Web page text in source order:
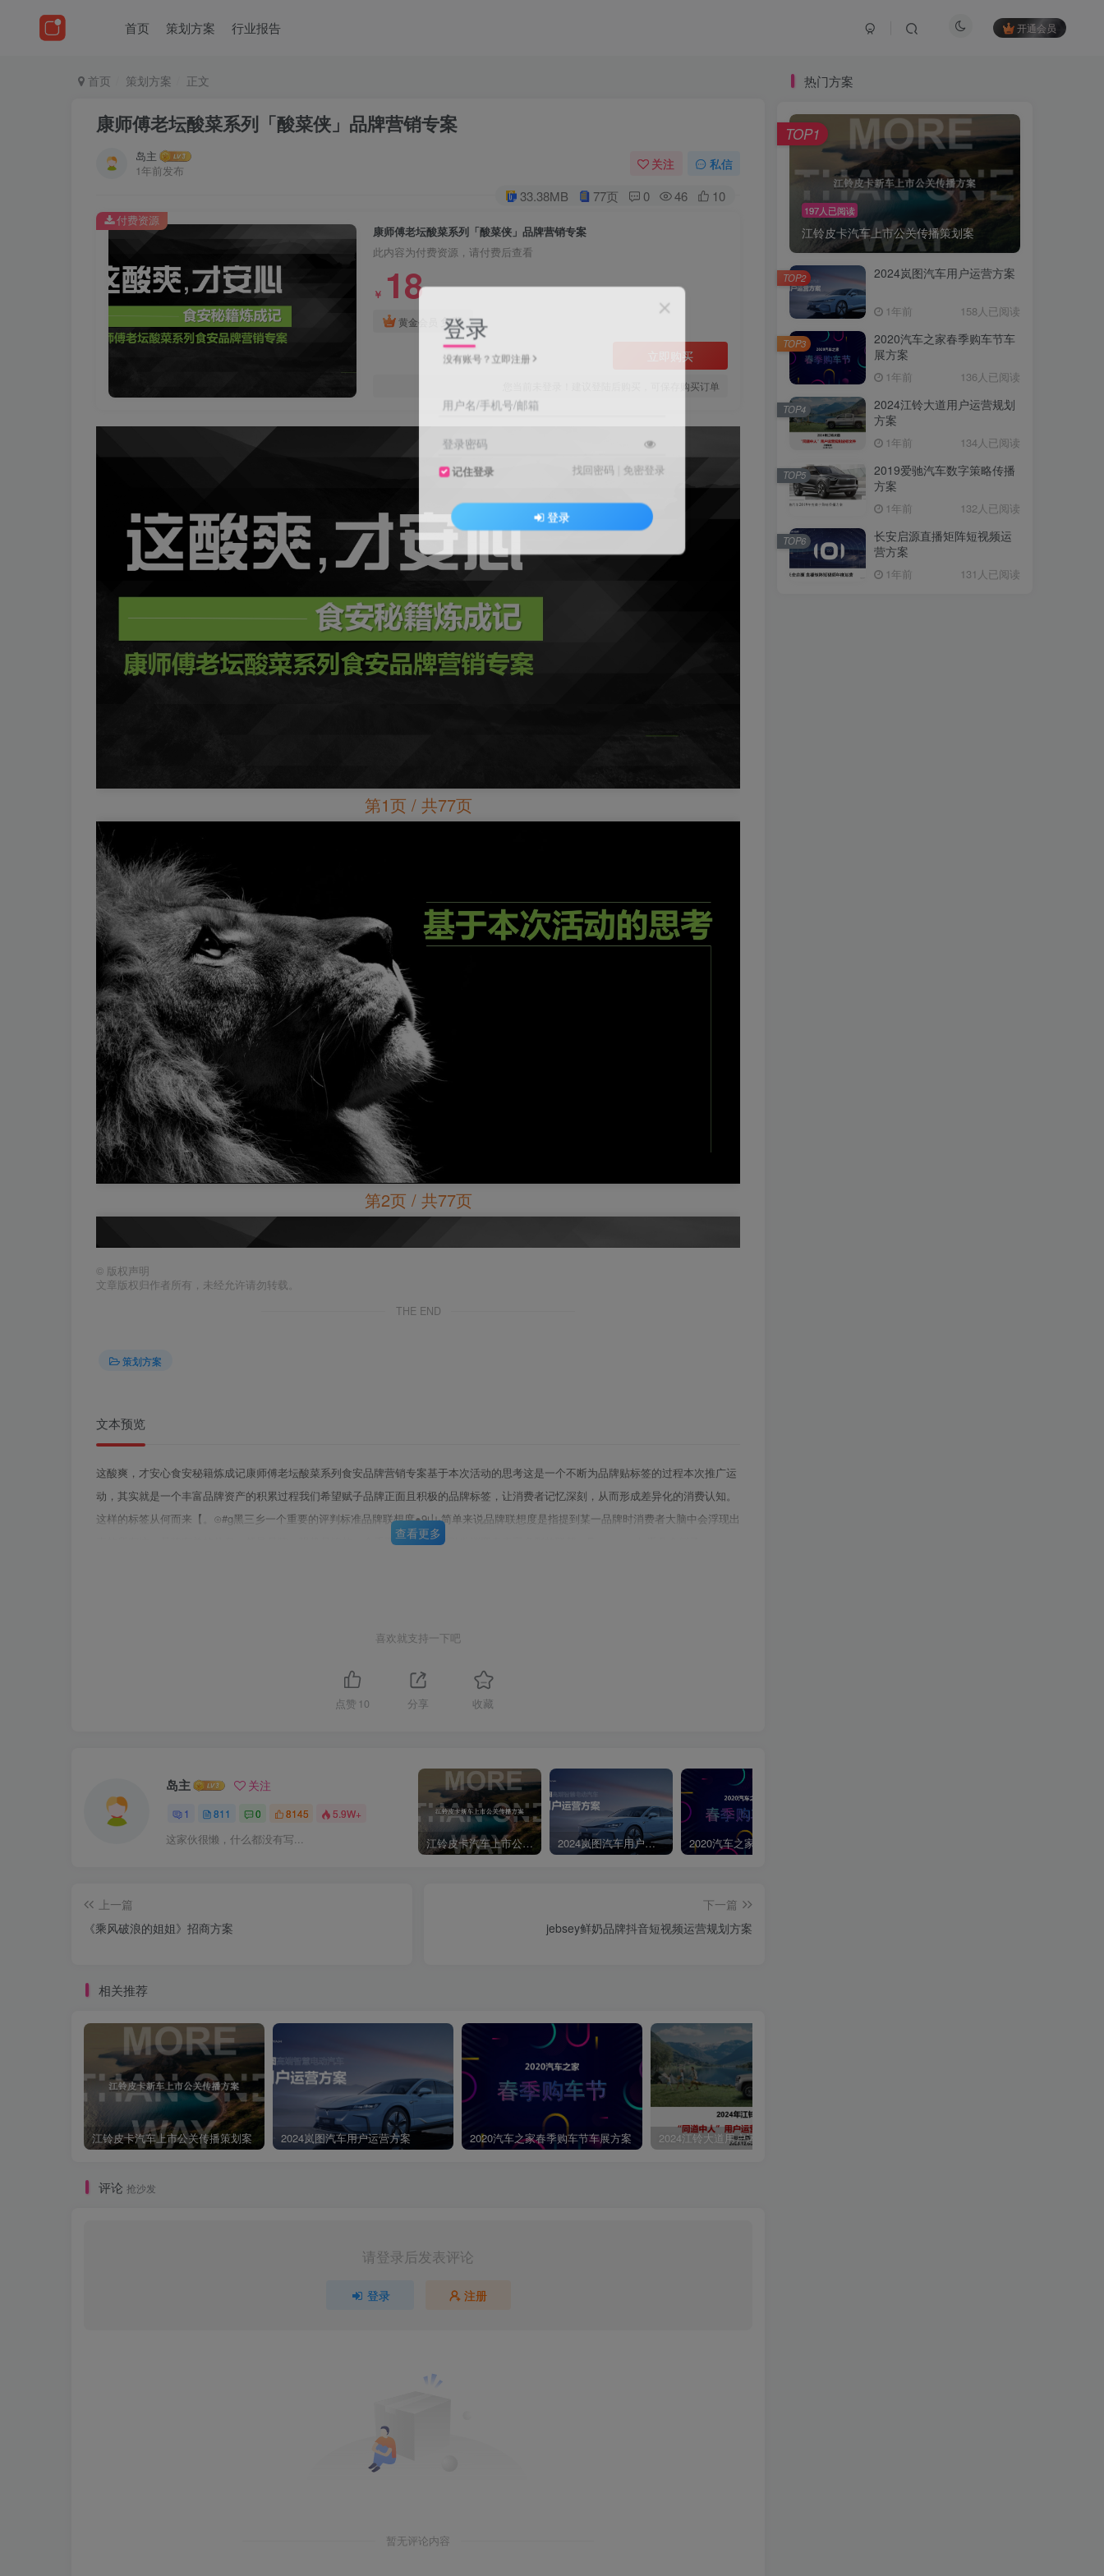
首页 策划方案 行业报告 开通会员
首页 策划方案 正文
康师傅老坛酸菜系列「酸菜侠」品牌营销专案
岛主
1年前发布
关注 私信
33.38MB 77页 0 46 10
康师傅老坛酸菜系列「酸菜侠」品牌营销专案
此内容为付费资源，请付费后查看
￥ 18
黄金会员 免费
立即购买
您当前未登录！建议登陆后购买，可保存购买订单
付费资源
第1页 / 共77页
第2页 / 共77页
第5页 / 共77页
© 版权声明
文章版权归作者所有，未经允许请勿转载。
THE END
策划方案
文本预览
这酸爽，才安心食安秘籍炼成记康师傅老坛酸菜系列食安品牌营销专案基于本次活动的思考这是一个不断为品牌贴标签的过程本次推广运
动，其实就是一个丰富品牌资产的积累过程我们希望赋子品牌正面且积极的品牌标签，让消费者记忆深刻，从而形成差异化的消费认知。
这样的标签从何而来【。⊙#g黑三乡一个重要的评判标准品牌联想度●9山·简单来说品牌联想度是指提到某一品牌时消费者大脑中会浮现出
来的所有这一品牌有关的信息。领导品牌、强势品牌的一个重要特点就是能引发消费者丰富多彩的联想。For example看几个例子
查看更多
喜欢就支持一下吧
点赞 10 分享 收藏
岛主 关注
1 811 0 8145 5.9W+
这家伙很懒，什么都没有写... 江铃皮卡汽车上市公关传播策划案 2024岚图汽车用户运营方案
上一篇
《乘风破浪的姐姐》招商方案
下一篇
jebsey鲜奶品牌抖音短视频运营规划方案
相关推荐
江铃皮卡汽车上市公关传播策划案 2024岚图汽车用户运营方案 2020汽车之家春季购车节车展方案 2024江铃大道用户运营规划方案
评论 抢沙发
请登录后发表评论
登录 注册
暂无评论内容
热门方案
197人已阅读
江铃皮卡汽车上市公关传播策划案
TOP1
2024岚图汽车用户运营方案
1年前 158人已阅读
TOP2
2020汽车之家春季购车节车
展方案
1年前 136人已阅读
TOP3
2024江铃大道用户运营规划
方案
1年前 134人已阅读
TOP4
2019爱驰汽车数字策略传播
方案
1年前 132人已阅读
TOP5
长安启源直播矩阵短视频运
营方案
1年前 131人已阅读
TOP6
登录
没有账号？立即注册
用户名/手机号/邮箱
登录密码
记住登录 找回密码 免密登录
登录